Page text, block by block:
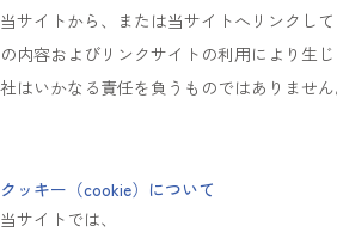
当サイトから、または当サイトへリンクし
の内容およびリンクサイトの利用により生
社はいかなる責任を負うものではありません
クッキー（cookie）について
当サイトでは、